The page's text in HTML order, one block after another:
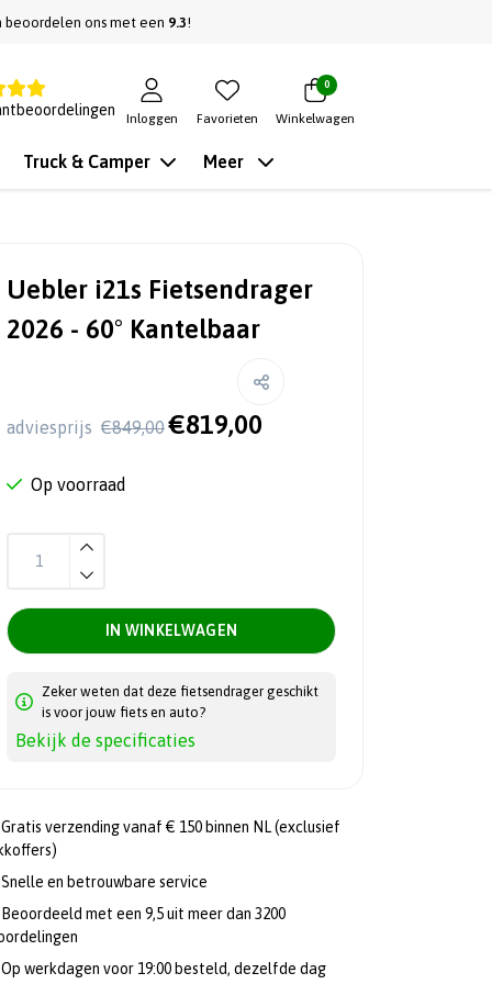
beoordelen ons met een 9.3!
Inloggen Favorieten
0
Winkelwagen
Truck & Camper Meer
Uebler i21s Fietsendrager
2026 - 60° Kantelbaar
adviesprijs €849,00 €819,00
Op voorraad
IN WINKELWAGEN
Zeker weten dat deze fietsendrager geschikt
is voor jouw fiets en auto?
Bekijk de specificaties
Gratis verzending vanaf € 150 binnen NL (exclusief
Snelle en betrouwbare service
Beoordeeld met een 9,5 uit meer dan 3200
Op werkdagen voor 19:00 besteld, dezelfde dag